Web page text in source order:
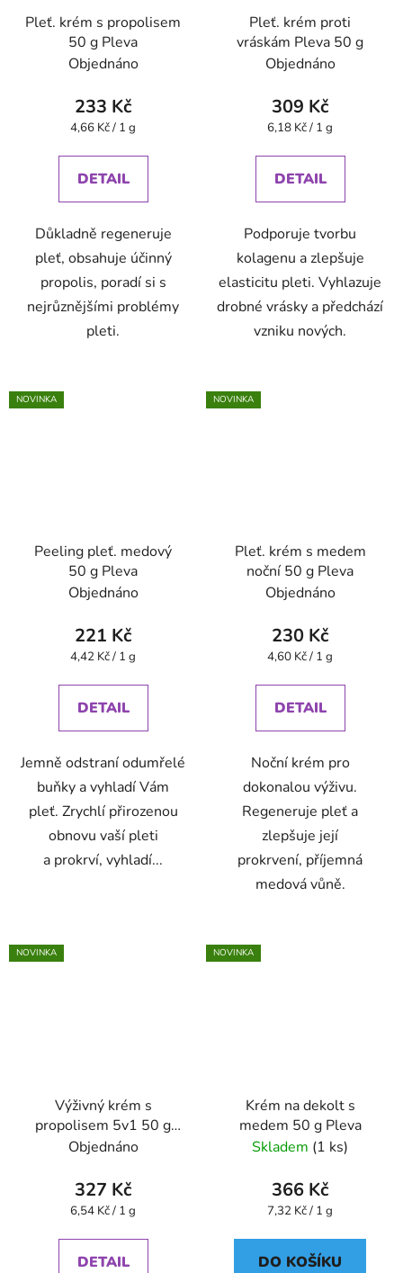
Pleť. krém s propolisem
50 g Pleva
Objednáno
233 Kč
Měrná
4,66 Kč / 1 g
DETAIL
Důkladně regeneruje
pleť, obsahuje účinný
propolis, poradí si s
nejrůznějšími problémy
pleti.
Pleť. krém proti
vráskám Pleva 50 g
Objednáno
309 Kč
Měrná
6,18 Kč / 1 g
DETAIL
Podporuje tvorbu
kolagenu a zlepšuje
elasticitu pleti. Vyhlazuje
drobné vrásky a předchází
vzniku nových.
NOVINKA
Peeling pleť. medový
50 g Pleva
Objednáno
221 Kč
Měrná
4,42 Kč / 1 g
DETAIL
Jemně odstraní odumřelé
buňky a vyhladí Vám
pleť. Zrychlí přirozenou
obnovu vaší pleti
a prokrví, vyhladí...
NOVINKA
Pleť. krém s medem
noční 50 g Pleva
Objednáno
230 Kč
Měrná
4,60 Kč / 1 g
DETAIL
Noční krém pro
dokonalou výživu.
Regeneruje pleť a
zlepšuje její
prokrvení, příjemná
medová vůně.
NOVINKA
Výživný krém s
propolisem 5v1 50 g
Pleva
Objednáno
327 Kč
Měrná
6,54 Kč / 1 g
DETAIL
NOVINKA
Krém na dekolt s
medem 50 g Pleva
Skladem (1 ks)
366 Kč
Měrná
7,32 Kč / 1 g
DO KOŠÍKU